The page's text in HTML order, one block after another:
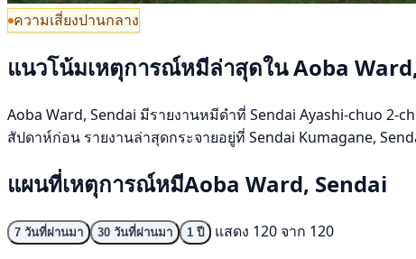
ความเสี่ยงปานกลาง
แนวโน้มเหตุการณ์หมีล่าสุดใน Aoba
Aoba Ward, Sendai มีรายงานหมีดำที่ Sendai Ayashi-chuo
สัปดาห์ก่อน รายงานล่าสุดกระจายอยู่ที่ Sendai Kumagane,
แผนที่เหตุการณ์หมีAoba Ward, Sendai
7 วันที่ผ่านมา 30 วันที่ผ่านมา 1 ปี
แสดง 120 จาก 120